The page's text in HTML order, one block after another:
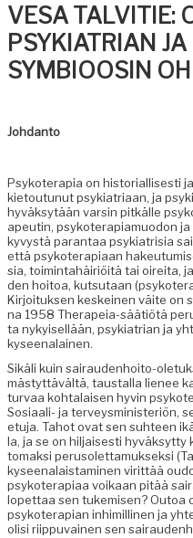
VESA TALVITIE:
PSYKIATRIAN
SYMBIOOSIN
Johdan­to
Psykoter­apia on his­to­ri­al­lis­es­ti
kietoutunut psyki­a­tri­aan, ja
hyväksytään varsin pitkälle
apeutin, psykoter­api­a­muodon
kyvys­tä paran­taa psyki­a­trisia
että psykoter­api­aan
sia, toim­intahäir­iöitä tai oire­i­ta,
den hoitoa, kut­su­taan
Kir­joituk­sen keskeinen väite on
na 1958 Ther­a­peia-säätiötä
ta nykyisel­lään, psyki­a­tri­an ja
kyseenalainen.
Sikäli kuin sairau­den­hoito-
mästyt­tävältä, taustal­la lie­nee
tur­vaa kohta­laisen hyvin
Sosi­aali- ja ter­veysmin­is­ter­iön,
etu­ja. Tahot ovat sen suh­teen
la, ja se on hil­jais­es­ti
tomak­si peru­so­let­ta­muk­sek­si
kyseenalais­t­a­mi­nen virit­tää
psykoter­api­aa voikaan pitää
lopet­taa sen tukemisen? Outoa
psykoter­api­an inhimilli­nen ja
olisi riip­pu­vainen sen